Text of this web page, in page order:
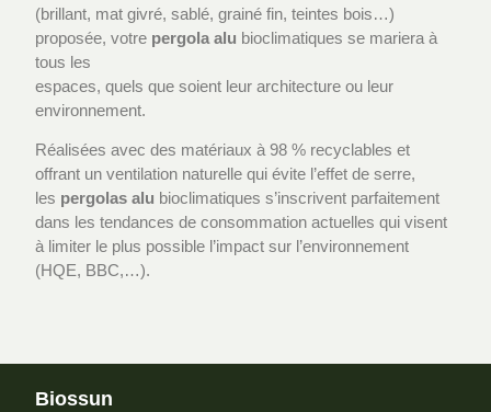
(brillant, mat givré, sablé, grainé fin, teintes bois…)
proposée, votre pergola alu bioclimatiques se mariera à
tous les
espaces, quels que soient leur architecture ou leur
environnement.
Réalisées avec des matériaux à 98 % recyclables et
offrant un ventilation naturelle qui évite l’effet de serre,
les pergolas alu bioclimatiques s’inscrivent parfaitement
dans les tendances de consommation actuelles qui visent
à limiter le plus possible l’impact sur l’environnement
(HQE, BBC,…).
Biossun